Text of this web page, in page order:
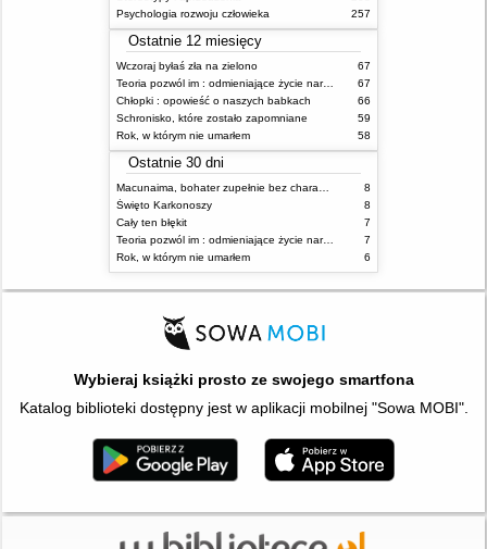
Psychologia rozwoju człowieka
257
Ostatnie 12 miesięcy
Wczoraj byłaś zła na zielono
67
Teoria pozwól im : odmieniające życie narzędzie, o którym mówią miliony ludzi
67
Chłopki : opowieść o naszych babkach
66
Schronisko, które zostało zapomniane
59
Rok, w którym nie umarłem
58
Ostatnie 30 dni
8
Święto Karkonoszy
8
Cały ten błękit
7
Teoria pozwól im : odmieniające życie narzędzie, o którym mówią miliony ludzi
7
Rok, w którym nie umarłem
6
Wybieraj książki prosto ze swojego smartfona
Katalog biblioteki dostępny jest w aplikacji mobilnej "Sowa MOBI".